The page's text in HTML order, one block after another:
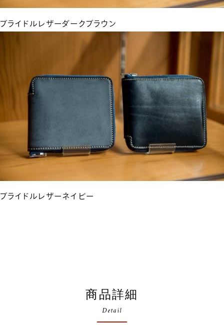
ブライドルレザーダークブラウン
ブライドルレザーネイビー
商品詳細
Detail